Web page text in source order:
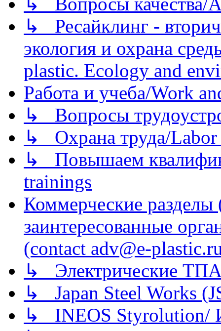
↳ Ресайклинг -
экология и охрана
plastic. Ecology and
Работа и учеба/Work
↳ Вопросы
↳ Охрана труда/Labor
↳ Повышаем
trainings
Коммерческие
заинтересованные
(contact adv@e-
↳ Электрические
↳ Japan Steel Works
↳ INEOS